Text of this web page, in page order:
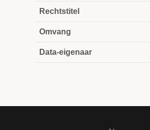
Rechtstitel
Omvang
Data-eigenaar